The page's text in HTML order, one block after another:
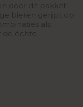
door dit pakket
bieren gerijpt op
als
de échte